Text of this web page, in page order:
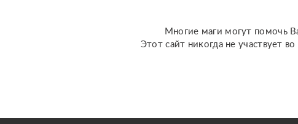
Многие маги могут помочь
Этот сайт никогда не участвует